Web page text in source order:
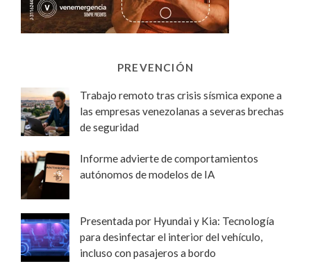
PREVENCIÓN
Trabajo remoto tras crisis sísmica expone a
las empresas venezolanas a severas brechas
de seguridad
Informe advierte de comportamientos
autónomos de modelos de IA
Presentada por Hyundai y Kia: Tecnología
para desinfectar el interior del vehículo,
incluso con pasajeros a bordo